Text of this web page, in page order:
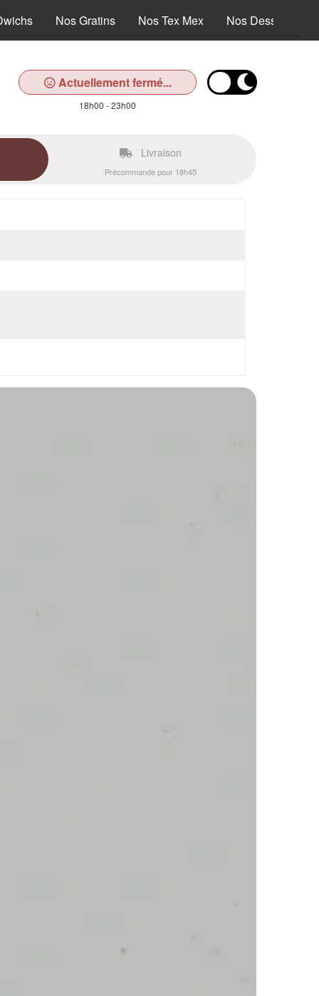
Nos Gratins Nos Tex Mex Nos Desserts
Actuellement fermé...
18h00 - 23h00
Livraison
Précommande pour 18h45